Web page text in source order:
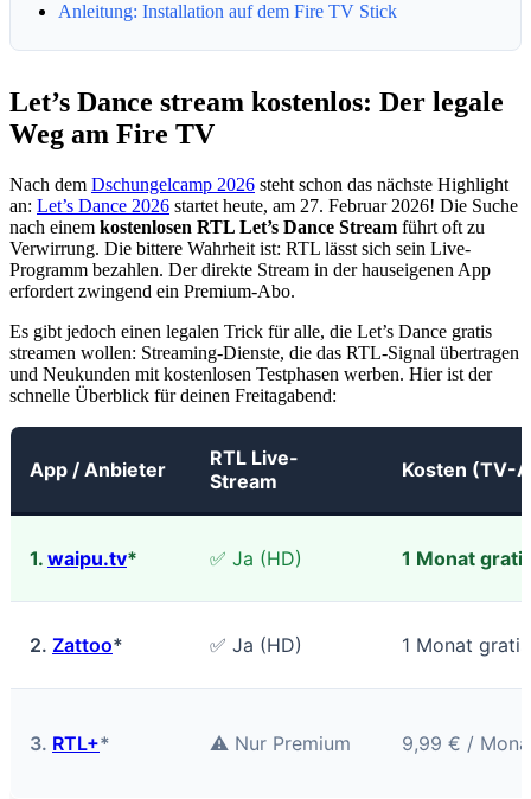
Anleitung: Installation auf dem Fire TV Stick
Let’s Dance stream kostenlos: Der legale
Weg am Fire TV
Nach dem Dschungelcamp 2026 steht schon das nächste Highlight
an: Let’s Dance 2026 startet heute, am 27. Februar 2026! Die Suche
nach einem kostenlosen RTL Let’s Dance Stream führt oft zu
Verwirrung. Die bittere Wahrheit ist: RTL lässt sich sein Live-
Programm bezahlen. Der direkte Stream in der hauseigenen App
erfordert zwingend ein Premium-Abo.
Es gibt jedoch einen legalen Trick für alle, die Let’s Dance gratis
streamen wollen: Streaming-Dienste, die das RTL-Signal übertragen
und Neukunden mit kostenlosen Testphasen werben. Hier ist der
schnelle Überblick für deinen Freitagabend:
App / Anbieter
RTL Live-
Stream
Kosten (TV-
1. waipu.tv* ✅ Ja (HD) 1 Monat
2. Zattoo* ✅ Ja (HD) 1 Monat gratis
3. RTL+* ⚠️ Nur Premium 9,99 € /